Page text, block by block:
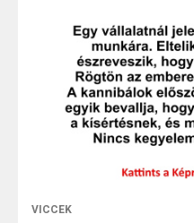
VICCEK